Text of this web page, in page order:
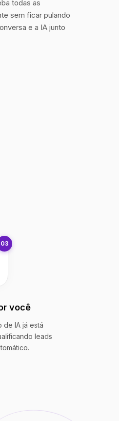
todas as
sem ficar pulando
e a IA junto
03
você
de IA já está
leads